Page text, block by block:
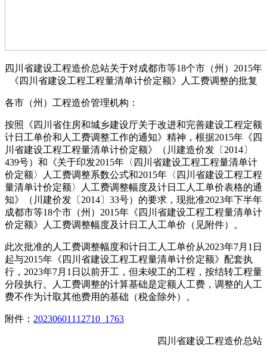
四川省建设工程造价总站关于对成都市等18个市（州） 2015年
《四川省建设工程工程量清单计价定额》人工费调整的批复
各市（州）工程造价管理机构：
按照《四川省住房和城乡建设厅关于改进和完善建设工程定额
计日工单价和人工费调整工作的通知》精神，根据2015年《四
川省建设工程工程量清单计价定额》（川建造价发〔 2014〕
439号）和《关于印发2015年 〈 四川省建设工程工程量清单计
价定额〉 人工费调整系数公式和2015年 〈 四川省建设工程工程
量清单计价定额〉 人工费调整幅度及计日工人工单价表格的通
知》（川建价发〔 2014〕 33号）的要求，现批准2023年下半年
成都市等18个市（州） 2015年《四川省建设工程工程量清单计
价定额》人工费调整幅度及计日工人工单价（见附件）。
此次批准的人工费调整幅度和计日工人工单价从2023年7月 1 日
起与2015年《四川省建设工程工程量清单计价定额》配套执
行 ， 2023年7月 1 日以前开工，但未竣工的工程，按结转工程量
分段执行。
人工费调整的计算基础是定额人工费，调整的人工
费不作为计取其他费用的基础（税金除外）。
附件： 20230601112710_1763
四川省建设工程造价总站